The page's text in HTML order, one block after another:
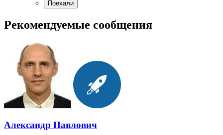
Рекомендуемые сообщения
Александр Павлович